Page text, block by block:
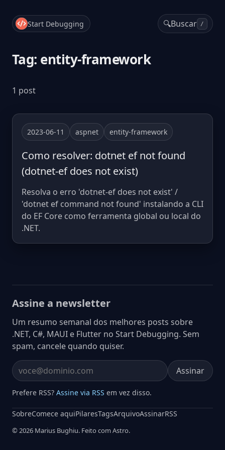
Start Debugging 🔍Buscar /
Tag: entity-framework
1 post
2023-06-11 aspnet entity-framework
Como resolver: dotnet ef not found
(dotnet-ef does not exist)
Resolva o erro 'dotnet-ef does not exist' /
'dotnet ef command not found' instalando a CLI
do EF Core como ferramenta global ou local do
.NET.
Assine a newsletter
Um resumo semanal dos melhores posts sobre
.NET, C#, MAUI e Flutter no Start Debugging. Sem
spam, cancele quando quiser.
Email address Assinar
Prefere RSS? Assine via RSS em vez disso.
SobreComece aquiPilaresTagsArquivoAssinarRSS
© 2026 Marius Bughiu. Feito com Astro.